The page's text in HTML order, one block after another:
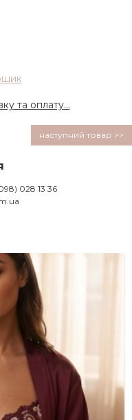
та оплату...
наступний товар >>
028 13 36